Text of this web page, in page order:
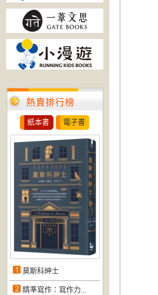
熱賣排行榜
紙本書 電子書
莫斯科紳士
精準寫作：寫作力...